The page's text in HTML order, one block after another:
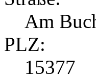
Am
PLZ:
15377